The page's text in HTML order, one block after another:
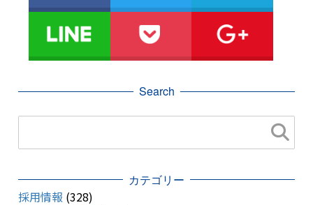
Search
カテゴリー
採用情報 (328)